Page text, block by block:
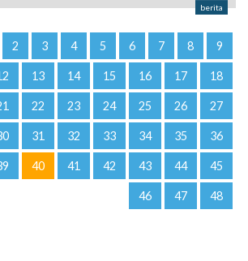
berita
2 3 4 5 6 7 8 9
13 14 15 16 17 18
22 23 24 25 26 27
31 32 33 34 35 36
40 41 42 43 44 45
46 47 48